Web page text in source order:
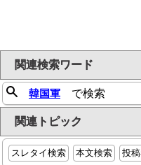
関連検索ワード
韓国軍 で検索
関連トピック
スレタイ検索 本文検索 投